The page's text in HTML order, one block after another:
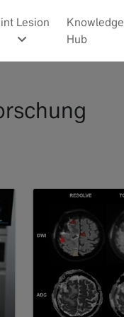
Lesion
Knowledge
Hub